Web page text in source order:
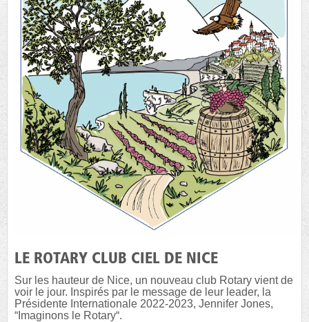
LE ROTARY CLUB CIEL DE NICE
Sur les hauteur de Nice, un nouveau club Rotary vient de
voir le jour. Inspirés par le message de leur leader, la
Présidente Internationale 2022-2023, Jennifer Jones,
“Imaginons le Rotary“.